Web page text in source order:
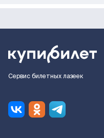
Сервис билетных лазеек